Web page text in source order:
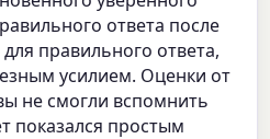
ответа после
правильного ответа,
усилием. Оценки от
не смогли вспомнить
показался простым